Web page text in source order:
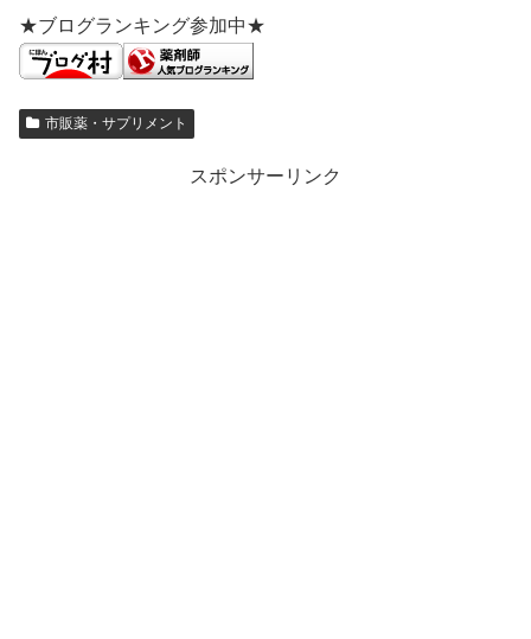
★ブログランキング参加中★
市販薬・サプリメント
スポンサーリンク